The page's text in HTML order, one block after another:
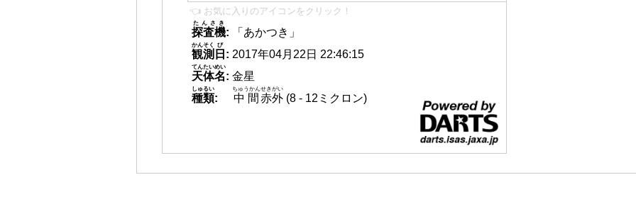
👈 お気に入りのアイコンをクリック！
探査機
たんさき
:
「あかつき」
観測
かんそく
日
び
: 2017年04月22日 22:46:15
天体名
てんたいめい
: 金星
種類
しゅるい
: 中間
ちゅうかん
赤外
せきがい
(8 - 12ミクロン)